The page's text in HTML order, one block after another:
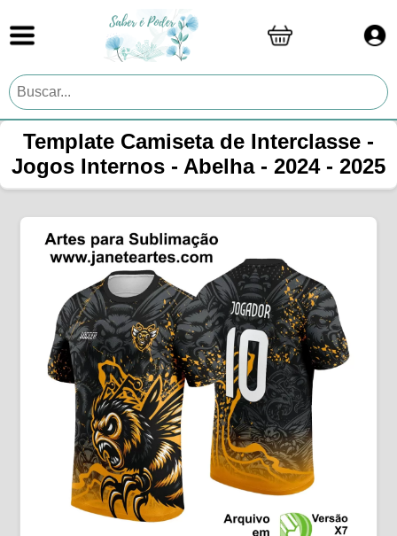
Template Camiseta de Interclasse -
Jogos Internos - Abelha - 2024 - 2025